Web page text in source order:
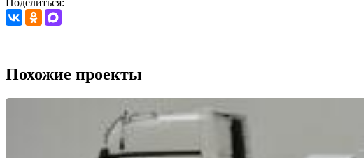
Поделиться:
Похожие проекты